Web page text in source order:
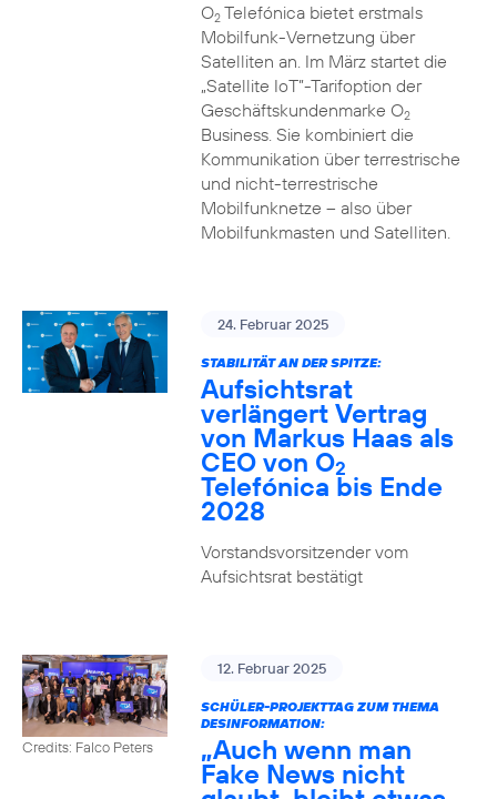
O2Telefónica bietet erstmals
Mobilfunk-Vernetzung über
Satelliten an. Im März startet die
„Satellite IoT”-Tarifoption der
Geschäftskundenmarke O2
Business. Sie kombiniert die
Kommunikation über terrestrische
und nicht-terrestrische
Mobilfunknetze – also über
Mobilfunkmasten und Satelliten.
24. Februar 2025
STABILITÄT AN DER SPITZE:
Aufsichtsrat
verlängert Vertrag
von Markus Haas als
CEO von O2
Telefónica bis Ende
2028
Vorstandsvorsitzender vom
Aufsichtsrat bestätigt
Credits: Falco Peters
12. Februar 2025
SCHÜLER-PROJEKTTAG ZUM THEMA
DESINFORMATION:
„Auch wenn man
Fake News nicht